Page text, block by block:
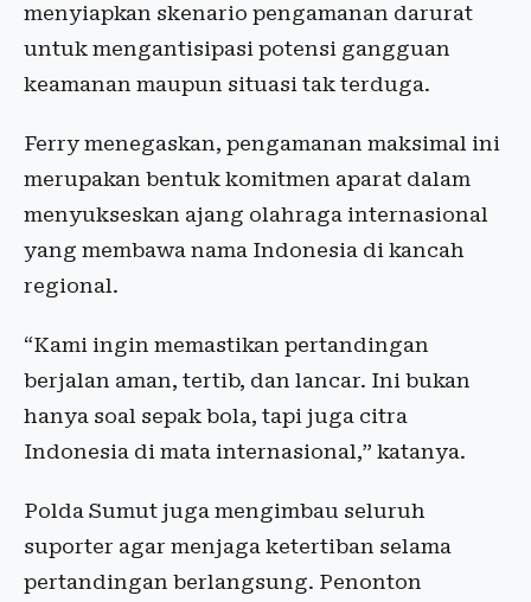
menyiapkan skenario pengamanan darurat
untuk mengantisipasi potensi gangguan
keamanan maupun situasi tak terduga.
Ferry menegaskan, pengamanan maksimal ini
merupakan bentuk komitmen aparat dalam
menyukseskan ajang olahraga internasional
yang membawa nama Indonesia di kancah
regional.
“Kami ingin memastikan pertandingan
berjalan aman, tertib, dan lancar. Ini bukan
hanya soal sepak bola, tapi juga citra
Indonesia di mata internasional,” katanya.
Polda Sumut juga mengimbau seluruh
suporter agar menjaga ketertiban selama
pertandingan berlangsung. Penonton